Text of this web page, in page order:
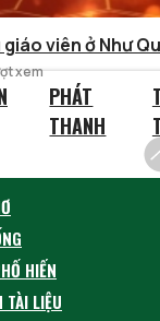
viên ở Như
xem
PHÁT
THANH
HIẾN
TÀI LIỆU